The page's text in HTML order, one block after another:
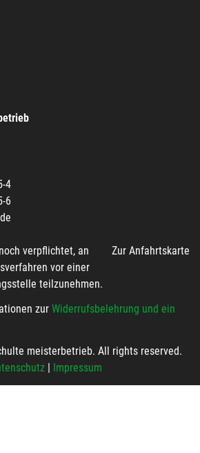
4
6
Zur Anfahrtskarte
verpflichtet, an
vor einer
teilzunehmen.
zur Widerrufsbelehrung und ein
meisterbetrieb. All rights reserved.
| Impressum